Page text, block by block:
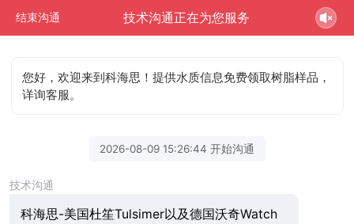
结束沟通 技术沟通正在为您服务
您好，欢迎来到科海思！提供水质信息免费领取树脂样品，
详询客服。
2026-08-09 15:26:44 开始沟通
技术沟通
科海思-美国杜笙Tulsimer以及德国沃奇Watch